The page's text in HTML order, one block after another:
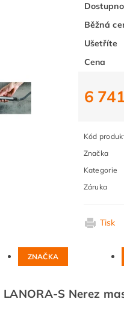
Běžná
Ušetříte
Cena
6
Kód
Značka
Kategorie
Záruka
Tisk
ZNAČKA
S Nerez